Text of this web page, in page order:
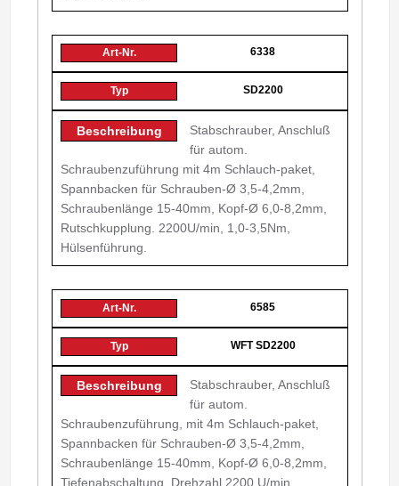
6338
SD2200
Stabschrauber, Anschluß
für autom.
Schraubenzuführung mit 4m Schlauch-paket,
Spannbacken für Schrauben-Ø 3,5-4,2mm,
Schraubenlänge 15-40mm, Kopf-Ø 6,0-8,2mm,
Rutschkupplung. 2200U/min, 1,0-3,5Nm,
Hülsenführung.
6585
WFT SD2200
Stabschrauber, Anschluß
für autom.
Schraubenzuführung, mit 4m Schlauch-paket,
Spannbacken für Schrauben-Ø 3,5-4,2mm,
Schraubenlänge 15-40mm, Kopf-Ø 6,0-8,2mm,
Tiefenabschaltung, Drehzahl 2200 U/min,